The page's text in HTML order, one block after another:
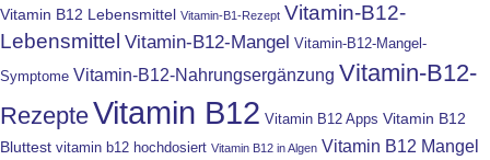
Vitamin B12 Lebensmittel Vitamin-B1-Rezept Vitamin-B12-
Lebensmittel Vitamin-B12-Mangel Vitamin-B12-Mangel-
Symptome Vitamin-B12-Nahrungsergänzung Vitamin-B12-
RezepteVitamin B12 Vitamin B12 Apps Vitamin B12
Bluttest vitamin b12 hochdosiert Vitamin B12 in Algen Vitamin B12 Mangel